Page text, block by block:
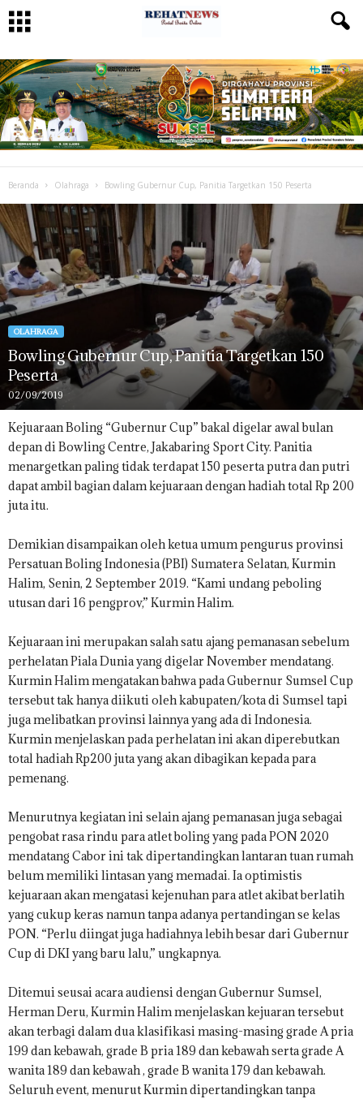
Beranda Olahraga Bowling Gubernur Cup, Panitia Targetkan 150 Peserta
OLAHRAGA
Bowling Gubernur Cup, Panitia Targetkan 150
Peserta
02/09/2019
Kejuaraan Boling “Gubernur Cup” bakal digelar awal bulan
depan di Bowling Centre, Jakabaring Sport City. Panitia
menargetkan paling tidak terdapat 150 peserta putra dan putri
dapat ambil bagian dalam kejuaraan dengan hadiah total Rp 200
juta itu.
Demikian disampaikan oleh ketua umum pengurus provinsi
Persatuan Boling Indonesia (PBI) Sumatera Selatan, Kurmin
Halim, Senin, 2 September 2019. “Kami undang peboling
utusan dari 16 pengprov,” Kurmin Halim.
Kejuaraan ini merupakan salah satu ajang pemanasan sebelum
perhelatan Piala Dunia yang digelar November mendatang.
Kurmin Halim mengatakan bahwa pada Gubernur Sumsel Cup
tersebut tak hanya diikuti oleh kabupaten/kota di Sumsel tapi
juga melibatkan provinsi lainnya yang ada di Indonesia.
Kurmin menjelaskan pada perhelatan ini akan diperebutkan
total hadiah Rp200 juta yang akan dibagikan kepada para
pemenang.
Menurutnya kegiatan ini selain ajang pemanasan juga sebagai
pengobat rasa rindu para atlet boling yang pada PON 2020
mendatang Cabor ini tak dipertandingkan lantaran tuan rumah
belum memiliki lintasan yang memadai. Ia optimistis
kejuaraan akan mengatasi kejenuhan para atlet akibat berlatih
yang cukup keras namun tanpa adanya pertandingan se kelas
PON. “Perlu diingat juga hadiahnya lebih besar dari Gubernur
Cup di DKI yang baru lalu,” ungkapnya.
Ditemui seusai acara audiensi dengan Gubernur Sumsel,
Herman Deru, Kurmin Halim menjelaskan kejuaran tersebut
akan terbagi dalam dua klasifikasi masing-masing grade A pria
199 dan kebawah, grade B pria 189 dan kebawah serta grade A
wanita 189 dan kebawah , grade B wanita 179 dan kebawah.
Seluruh event, menurut Kurmin dipertandingkan tanpa